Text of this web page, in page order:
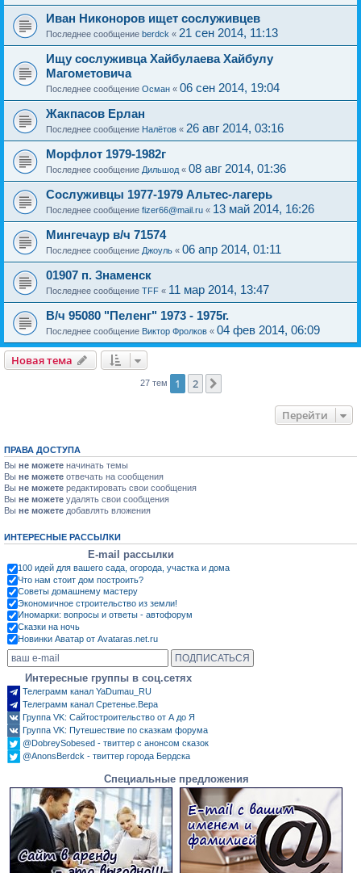
Иван Никоноров ищет сослуживцев
Последнее сообщение berdck « 21 сен 2014, 11:13
Ищу сослуживца Хайбулаева Хайбулу
Магометовича
Последнее сообщение Осман « 06 сен 2014, 19:04
Жакпасов Ерлан
Последнее сообщение Налётов « 26 авг 2014, 03:16
Морфлот 1979-1982г
Последнее сообщение Дильшод « 08 авг 2014, 01:36
Сослуживцы 1977-1979 Альтес-лагерь
Последнее сообщение fizer66@mail.ru « 13 май 2014, 16:26
Мингечаур в/ч 71574
Последнее сообщение Джоуль « 06 апр 2014, 01:11
01907 п. Знаменск
Последнее сообщение TFF « 11 мар 2014, 13:47
В/ч 95080 "Пеленг" 1973 - 1975г.
Последнее сообщение Виктор Фролков « 04 фев 2014, 06:09
Новая тема
27 тем 1 2
Перейти
ПРАВА ДОСТУПА
Вы не можете начинать темы
Вы не можете отвечать на сообщения
Вы не можете редактировать свои сообщения
Вы не можете удалять свои сообщения
Вы не можете добавлять вложения
ИНТЕРЕСНЫЕ РАССЫЛКИ
E-mail рассылки
100 идей для вашего сада, огорода, участка и дома
Что нам стоит дом построить?
Советы домашнему мастеру
Экономичное строительство из земли!
Иномарки: вопросы и ответы - автофорум
Сказки на ночь
Новинки Аватар от Avataras.net.ru
Интересные группы в соц.сетях
Телеграмм канал YaDumau_RU
Телеграмм канал Сретенье.Вера
Группа VK: Сайтостроительство от А до Я
Группа VK: Путешествие по сказкам форума
@DobreySobesed - твиттер с анонсом сказок
@AnonsBerdck - твиттер города Бердска
Специальные предложения